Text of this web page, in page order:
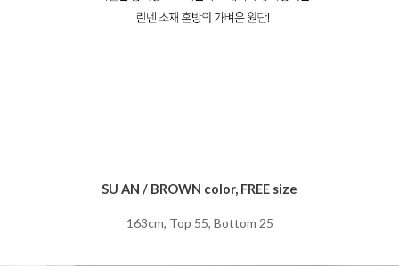
SU AN / BROWN color, FREE size
163cm, Top 55, Bottom 25